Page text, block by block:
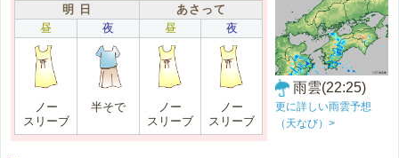
明 日
あさって
昼
夜 昼 夜
ノー
スリーブ
半そで
ノー
スリーブ
ノー
スリーブ
雨雲(22:25)
更に詳しい雨雲予想
（天なび）>